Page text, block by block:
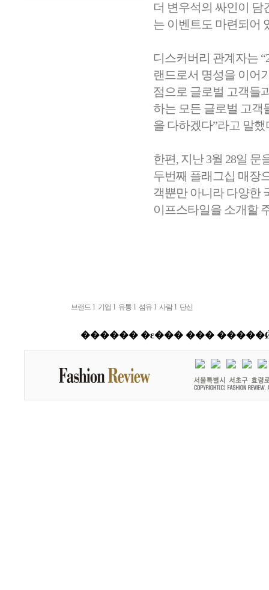
더 변우석의 싸인이 담
는 이벤트도 마련되어
디스커버리 관계자는
랜드로서 명성을 이어
점으로 글로벌 고객들
하는 모든 글로벌 고객
을 다하겠다”라고 말했
한편, 지난 3월 28일
두번째 플래그십 매장
객뿐만 아니라 다양한
이프스타일을 소개할
브랜드 l 기업 l 유통 l 섬유 l 사람l 단신